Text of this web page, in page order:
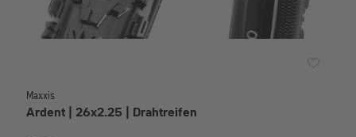
Maxxis
Ardent | 26x2.25 | Drahtreifen